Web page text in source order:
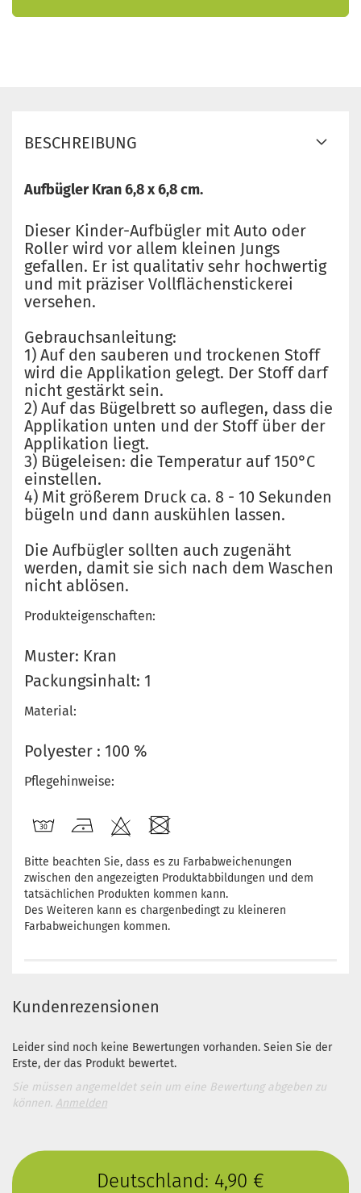
BESCHREIBUNG
Aufbügler Kran 6,8 x 6,8 cm.
Dieser Kinder-Aufbügler mit Auto oder
Roller wird vor allem kleinen Jungs
gefallen. Er ist qualitativ sehr hochwertig
und mit präziser Vollflächenstickerei
versehen.
Gebrauchsanleitung:
1) Auf den sauberen und trockenen Stoff
wird die Applikation gelegt. Der Stoff darf
nicht gestärkt sein.
2) Auf das Bügelbrett so auflegen, dass die
Applikation unten und der Stoff über der
Applikation liegt.
3) Bügeleisen: die Temperatur auf 150°C
einstellen.
4) Mit größerem Druck ca. 8 - 10 Sekunden
bügeln und dann auskühlen lassen.
Die Aufbügler sollten auch zugenäht
werden, damit sie sich nach dem Waschen
nicht ablösen.
Produkteigenschaften:
Muster: Kran
Packungsinhalt: 1
Material:
Polyester : 100 %
Pflegehinweise:
Bitte beachten Sie, dass es zu Farbabweichenungen
zwischen den angezeigten Produktabbildungen und dem
tatsächlichen Produkten kommen kann.
Des Weiteren kann es chargenbedingt zu kleineren
Farbabweichungen kommen.
Kundenrezensionen
Leider sind noch keine Bewertungen vorhanden. Seien Sie der
Erste, der das Produkt bewertet.
Sie müssen angemeldet sein um eine Bewertung abgeben zu
können. Anmelden
Deutschland: 4,90 €